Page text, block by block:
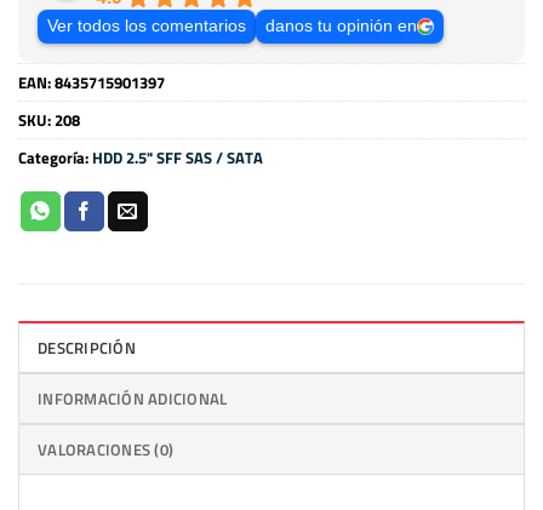
Ver todos los comentarios danos tu opinión en
EAN:8435715901397
SKU:208
Categoría: HDD 2.5" SFF SAS / SATA
DESCRIPCIÓN
INFORMACIÓN ADICIONAL
VALORACIONES (0)